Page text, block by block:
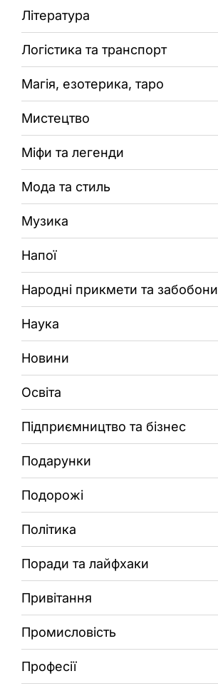
Література
Логістика та транспорт
Магія, езотерика, таро
Мистецтво
Міфи та легенди
Мода та стиль
Музика
Напої
Народні прикмети та забобони
Наука
Новини
Освіта
Підприємництво та бізнес
Подарунки
Подорожі
Політика
Поради та лайфхаки
Привітання
Промисловість
Професії